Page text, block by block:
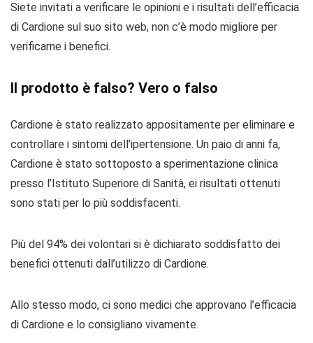
Siete invitati a verificare le opinioni e i risultati dell’efficacia
di Cardione sul suo sito web, non c’è modo migliore per
verificarne i benefici.
Il prodotto è falso? Vero o falso
Cardione è stato realizzato appositamente per eliminare e
controllare i sintomi dell’ipertensione. Un paio di anni fa,
Cardione è stato sottoposto a sperimentazione clinica
presso l’Istituto Superiore di Sanità, ei risultati ottenuti
sono stati per lo più soddisfacenti.
Più del 94% dei volontari si è dichiarato soddisfatto dei
benefici ottenuti dall’utilizzo di Cardione.
Allo stesso modo, ci sono medici che approvano l’efficacia
di Cardione e lo consigliano vivamente.